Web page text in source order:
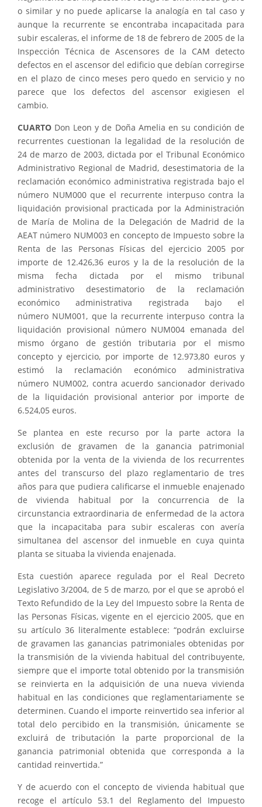
o similar y no puede aplicarse la analogía en tal caso y
aunque la recurrente se encontraba incapacitada para
subir escaleras, el informe de 18 de febrero de 2005 de la
Inspección Técnica de Ascensores de la CAM detecto
defectos en el ascensor del edificio que debían corregirse
en el plazo de cinco meses pero quedo en servicio y no
parece que los defectos del ascensor exigiesen el
cambio.
CUARTO Don Leon y de Doña Amelia en su condición de
recurrentes cuestionan la legalidad de la resolución de
24 de marzo de 2003, dictada por el Tribunal Económico
Administrativo Regional de Madrid, desestimatoria de la
reclamación económico administrativa registrada bajo el
número NUM000 que el recurrente interpuso contra la
liquidación provisional practicada por la Administración
de María de Molina de la Delegación de Madrid de la
AEAT número NUM003 en concepto de Impuesto sobre la
Renta de las Personas Físicas del ejercicio 2005 por
importe de 12.426,36 euros y la de la resolución de la
misma fecha dictada por el mismo tribunal
administrativo desestimatorio de la reclamación
económico administrativa registrada bajo el
número NUM001, que la recurrente interpuso contra la
liquidación provisional número NUM004 emanada del
mismo órgano de gestión tributaria por el mismo
concepto y ejercicio, por importe de 12.973,80 euros y
estimó la reclamación económico administrativa
número NUM002, contra acuerdo sancionador derivado
de la liquidación provisional anterior por importe de
6.524,05 euros.
Se plantea en este recurso por la parte actora la
exclusión de gravamen de la ganancia patrimonial
obtenida por la venta de la vivienda de los recurrentes
antes del transcurso del plazo reglamentario de tres
años para que pudiera calificarse el inmueble enajenado
de vivienda habitual por la concurrencia de la
circunstancia extraordinaria de enfermedad de la actora
que la incapacitaba para subir escaleras con avería
simultanea del ascensor del inmueble en cuya quinta
planta se situaba la vivienda enajenada.
Esta cuestión aparece regulada por el Real Decreto
Legislativo 3/2004, de 5 de marzo, por el que se aprobó el
Texto Refundido de la Ley del Impuesto sobre la Renta de
las Personas Físicas, vigente en el ejercicio 2005, que en
su artículo 36 literalmente establece: “podrán excluirse
de gravamen las ganancias patrimoniales obtenidas por
la transmisión de la vivienda habitual del contribuyente,
siempre que el importe total obtenido por la transmisión
se reinvierta en la adquisición de una nueva vivienda
habitual en las condiciones que reglamentariamente se
determinen. Cuando el importe reinvertido sea inferior al
total delo percibido en la transmisión, únicamente se
excluirá de tributación la parte proporcional de la
ganancia patrimonial obtenida que corresponda a la
cantidad reinvertida.”
Y de acuerdo con el concepto de vivienda habitual que
recoge el artículo 53.1 del Reglamento del Impuesto